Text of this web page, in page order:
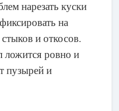
нарезать куски
на
и откосов.
ложится ровно и
пузырей и